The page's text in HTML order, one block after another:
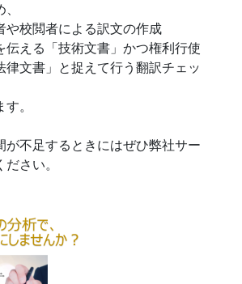
や校閲者による訳文の作成
伝える「技術文書」かつ権利行使
律文書」と捉えて行う翻訳チェッ
。
が不足するときにはぜひ弊社サー
さい。